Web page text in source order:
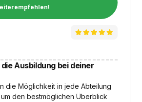
Ausbildung bei deiner
die Möglichkeit in jede Abteilung
den bestmöglichen Überblick